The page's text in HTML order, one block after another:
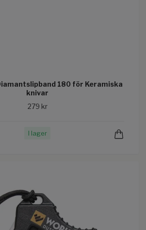
180 för Keramiska
knivar
279 kr
I lager